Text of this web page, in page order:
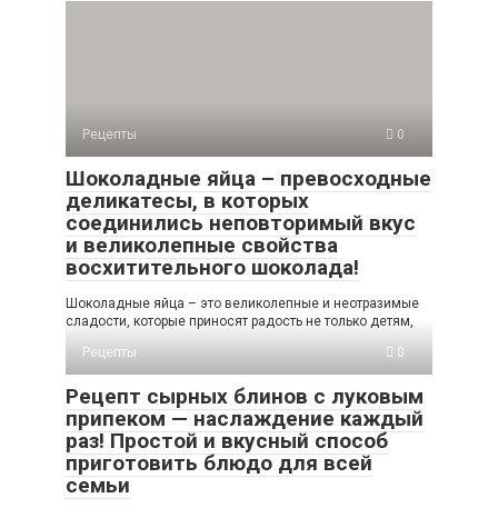
Рецепты 0
Шоколадные яйца – превосходные
деликатесы, в которых
соединились неповторимый вкус
и великолепные свойства
восхитительного шоколада!
Шоколадные яйца – это великолепные и неотразимые
сладости, которые приносят радость не только детям,
Рецепты
0
Рецепт сырных блинов с луковым
припеком — наслаждение каждый
раз! Простой и вкусный способ
приготовить блюдо для всей
семьи